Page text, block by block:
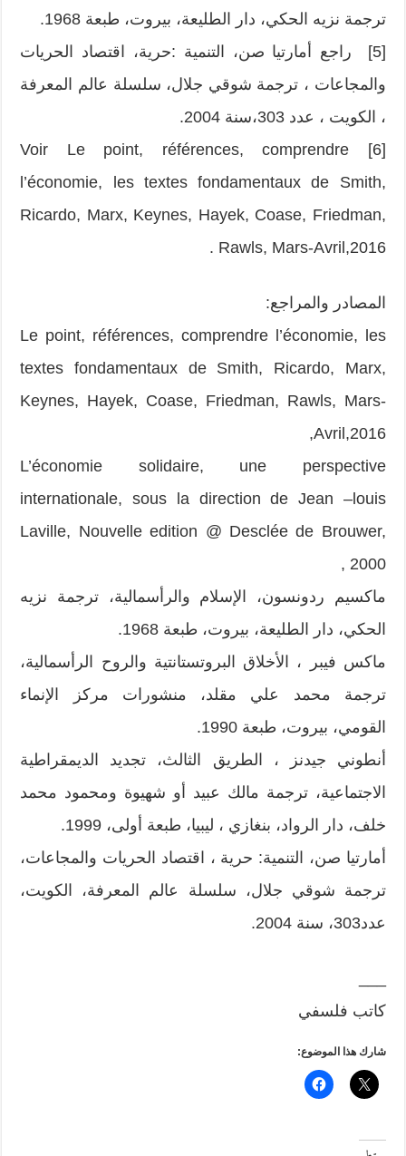
ترجمة نزيه الحكي، دار الطليعة، بيروت، طبعة 1968.
[5] راجع أمارتيا صن، التنمية :حرية، اقتصاد الحريات
والمجاعات ، ترجمة شوقي جلال، سلسلة عالم المعرفة
، الكويت ، عدد 303،سنة 2004.
[6] Voir Le point, références, comprendre
l’économie, les textes fondamentaux de Smith,
Ricardo, Marx, Keynes, Hayek, Coase, Friedman,
Rawls, Mars-Avril,2016 .
المصادر والمراجع:
Le point, références, comprendre l’économie, les
textes fondamentaux de Smith, Ricardo, Marx,
Keynes, Hayek, Coase, Friedman, Rawls, Mars-
Avril,2016,
L’économie solidaire, une perspective
internationale, sous la direction de Jean –louis
Laville, Nouvelle edition @ Desclée de Brouwer,
2000 ,
ماكسيم ردونسون، الإسلام والرأسمالية، ترجمة نزيه
الحكي، دار الطليعة، بيروت، طبعة 1968.
ماكس فيبر ، الأخلاق البروتستانتية والروح الرأسمالية،
ترجمة محمد علي مقلد، منشورات مركز الإنماء
القومي، بيروت، طبعة 1990.
أنطوني جيدنز ، الطريق الثالث، تجديد الديمقراطية
الاجتماعية، ترجمة مالك عبيد أو شهيوة ومحمود محمد
خلف، دار الرواد، بنغازي ، ليبيا، طبعة أولى، 1999.
أمارتيا صن، التنمية: حرية ، اقتصاد الحريات والمجاعات،
ترجمة شوقي جلال، سلسلة عالم المعرفة، الكويت،
عدد303، سنة 2004.
كاتب فلسفي
شارك هذا الموضوع: